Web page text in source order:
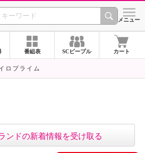
CHANNEL ショッ
メニュー
番組表 SCピープル カート
ロプライム
ンドの新着情報を受け取る